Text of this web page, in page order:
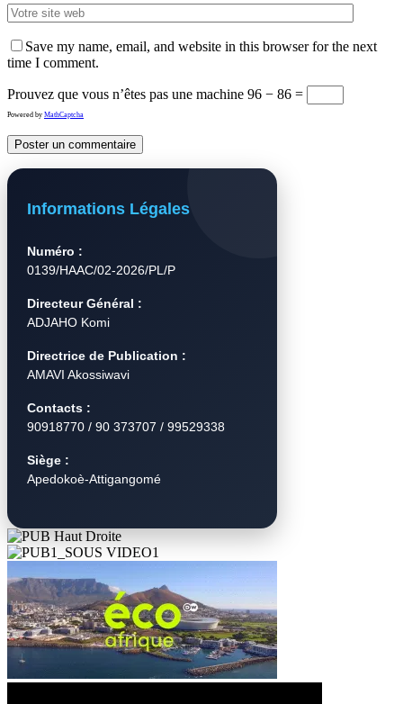
Save my name, email, and website in this browser for the next
time I comment.
Prouvez que vous n’êtes pas une machine 96 − 86 =
Powered by MathCaptcha
Informations Légales
Numéro :
0139/HAAC/02-2026/PL/P
Directeur Général :
ADJAHO Komi
Directrice de Publication :
AMAVI Akossiwavi
Contacts :
90918770 / 90 373707 / 99529338
Siège :
Apedokoè-Attigangomé